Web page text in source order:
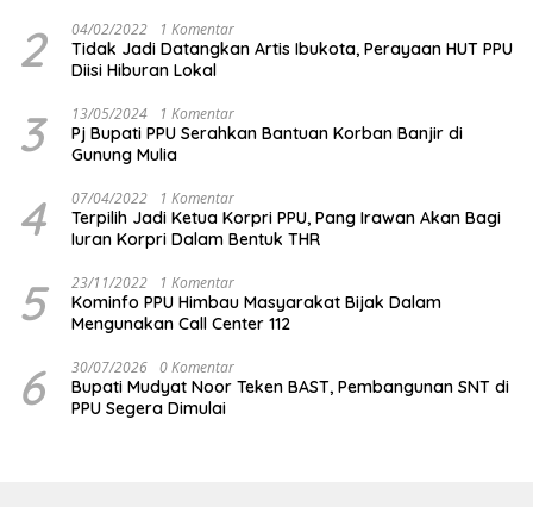
2 04/02/2022 1 Komentar
Tidak Jadi Datangkan Artis Ibukota, Perayaan HUT PPU
Diisi Hiburan Lokal
3 13/05/2024 1 Komentar
Pj Bupati PPU Serahkan Bantuan Korban Banjir di
Gunung Mulia
4 07/04/2022 1 Komentar
Terpilih Jadi Ketua Korpri PPU, Pang Irawan Akan Bagi
Iuran Korpri Dalam Bentuk THR
5 23/11/2022 1 Komentar
Kominfo PPU Himbau Masyarakat Bijak Dalam
Mengunakan Call Center 112
6 30/07/2026 0 Komentar
Bupati Mudyat Noor Teken BAST, Pembangunan SNT di
PPU Segera Dimulai